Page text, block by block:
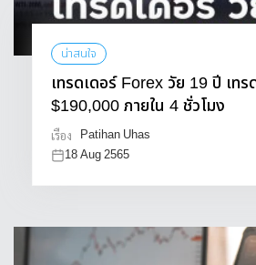
น่าสนใจ
เทรดเดอร์ Forex วัย 19 ปี เทร
$190,000 ภายใน 4 ชั่วโมง
เรื่อง
Patihan Uhas
18 Aug 2565